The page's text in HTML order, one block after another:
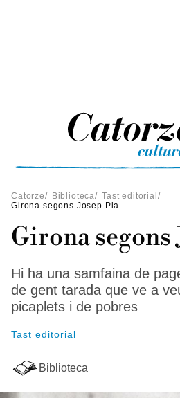
Catorze/ Biblioteca/ Tast editorial /
Girona segons Josep Pla
Girona segons
Hi ha una samfaina de
de gent tarada que ve a
picaplets i de pobres
Tast editorial
Biblioteca